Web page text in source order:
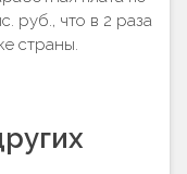
руб., что в 2 раза
страны.